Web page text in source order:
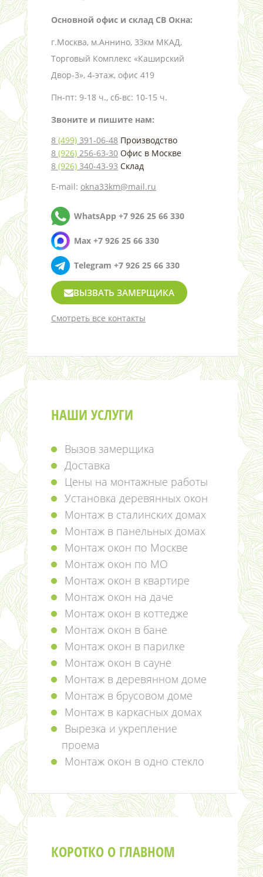
Основной офис и склад СВ Окна:
г.Москва, м.Аннино, 33км МКАД,
Торговый Комплекс «Каширский
Двор-3», 4-этаж, офис 419
Пн-пт: 9-18 ч., сб-вс: 10-15 ч.
Звоните и пишите нам:
8 (499) 391-06-48 Производство
8 (926) 256-63-30 Офис в Москве
8 (926) 340-43-93 Склад
E-mail: okna33km@mail.ru
WhatsApp +7 926 25 66 330
Max +7 926 25 66 330
Telegram +7 926 25 66 330
ВЫЗВАТЬ ЗАМЕРЩИКА
Смотреть все контакты
НАШИ УСЛУГИ
Вызов замерщика
Доставка
Цены на монтажные работы
Установка деревянных окон
Монтаж в сталинских домах
Монтаж в панельных домах
Монтаж окон по Москве
Монтаж окон по МО
Монтаж окон в квартире
Монтаж окон на даче
Монтаж окон в коттедже
Монтаж окон в бане
Монтаж окон в парилке
Монтаж окон в сауне
Монтаж в деревянном доме
Монтаж в брусовом доме
Монтаж в каркасных домах
Вырезка и укрепление
проема
Монтаж окон в одно стекло
КОРОТКО О ГЛАВНОМ